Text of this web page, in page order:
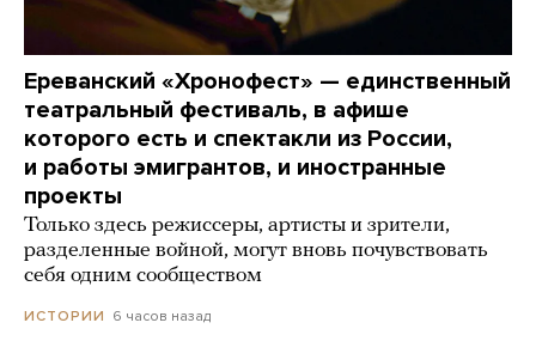
Ереванский «Хронофест» — единственный
театральный фестиваль, в афише
которого есть и спектакли из России,
и работы эмигрантов, и иностранные
проекты
Только здесь режиссеры, артисты и зрители,
разделенные войной, могут вновь почувствовать
себя одним сообществом
ИСТОРИИ 6 часов назад